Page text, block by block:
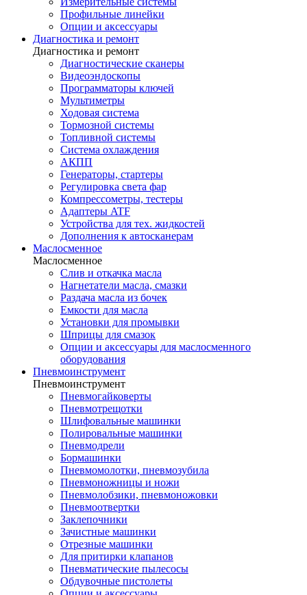
Профильные линейки
Опции и аксессуары
Диагностика и ремонт
Диагностика и ремонт
Диагностические сканеры
Видеоэндоскопы
Программаторы ключей
Мультиметры
Ходовая система
Тормозной системы
Топливной системы
Система охлаждения
АКПП
Генераторы, стартеры
Регулировка света фар
Компрессометры, тестеры
Адаптеры ATF
Устройства для тех. жидкостей
Дополнения к автосканерам
Маслосменное
Маслосменное
Слив и откачка масла
Нагнетатели масла, смазки
Раздача масла из бочек
Емкости для масла
Установки для промывки
Шприцы для смазок
Опции и аксессуары для маслосменного
оборудования
Пневмоинструмент
Пневмоинструмент
Пневмогайковерты
Пневмотрещотки
Шлифовальные машинки
Полировальные машинки
Пневмодрели
Бормашинки
Пневмомолотки, пневмозубила
Пневмоножницы и ножи
Пневмолобзики, пневмоножовки
Пневмоотвертки
Заклепочники
Зачистные машинки
Отрезные машинки
Для притирки клапанов
Пневматические пылесосы
Обдувочные пистолеты